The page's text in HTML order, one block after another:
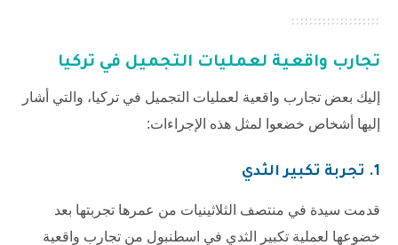
تجارب واقعية لعمليات التجميل في تركيا
إليك بعض تجارب واقعية لعمليات التجميل في تركيا، والتي أشار
إليها أشخاص خضعوا لمثل هذه الإجراءات:
1. تجربة تكبير الثدي
قدمت سيدة في منتصف الثلاثينيات من عمرها تجربتها بعد
خضوعها لعملية تكبير الثدي في اسطنبول من تجارب واقعية